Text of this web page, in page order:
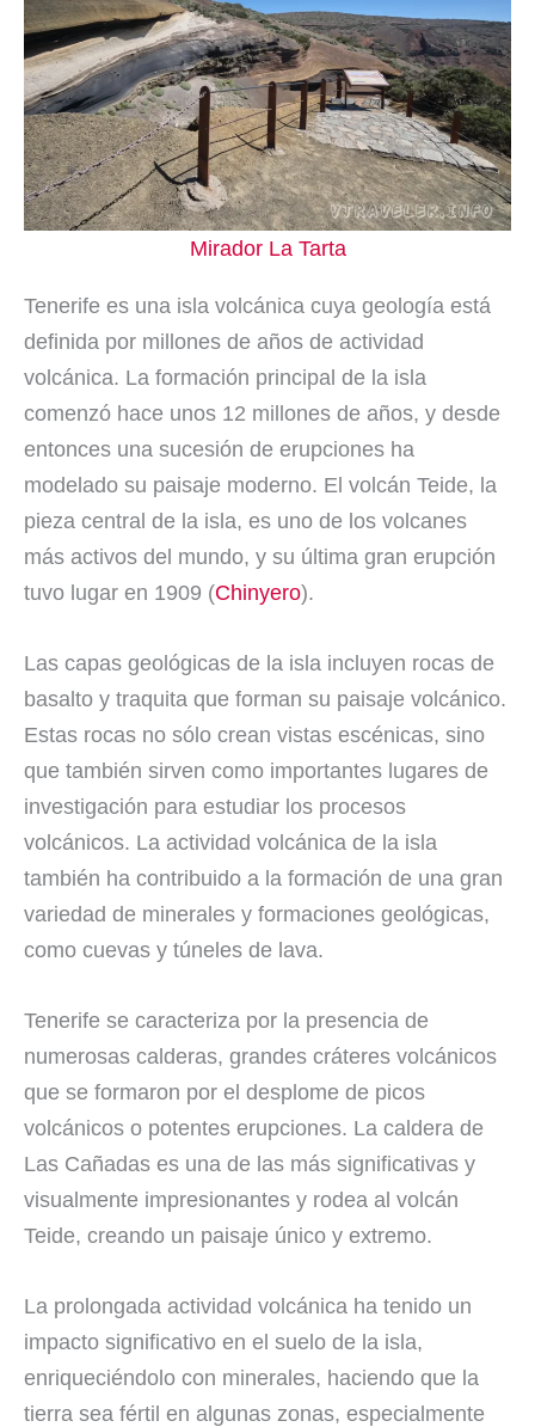
Mirador La Tarta
Tenerife es una isla volcánica cuya geología está
definida por millones de años de actividad
volcánica. La formación principal de la isla
comenzó hace unos 12 millones de años, y desde
entonces una sucesión de erupciones ha
modelado su paisaje moderno. El volcán Teide, la
pieza central de la isla, es uno de los volcanes
más activos del mundo, y su última gran erupción
tuvo lugar en 1909 (Chinyero).
Las capas geológicas de la isla incluyen rocas de
basalto y traquita que forman su paisaje volcánico.
Estas rocas no sólo crean vistas escénicas, sino
que también sirven como importantes lugares de
investigación para estudiar los procesos
volcánicos. La actividad volcánica de la isla
también ha contribuido a la formación de una gran
variedad de minerales y formaciones geológicas,
como cuevas y túneles de lava.
Tenerife se caracteriza por la presencia de
numerosas calderas, grandes cráteres volcánicos
que se formaron por el desplome de picos
volcánicos o potentes erupciones. La caldera de
Las Cañadas es una de las más significativas y
visualmente impresionantes y rodea al volcán
Teide, creando un paisaje único y extremo.
La prolongada actividad volcánica ha tenido un
impacto significativo en el suelo de la isla,
enriqueciéndolo con minerales, haciendo que la
tierra sea fértil en algunas zonas, especialmente